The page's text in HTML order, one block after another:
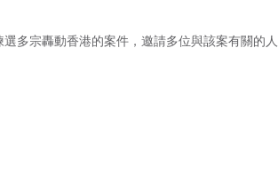
多宗轟動香港的案件，邀請多位與該案有關的